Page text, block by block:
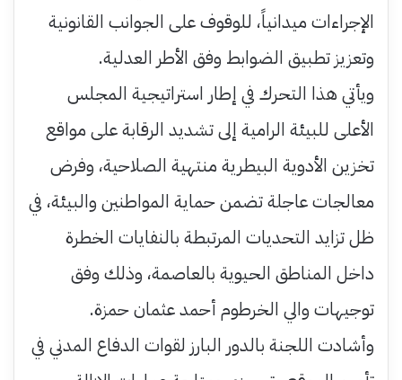
الإجراءات ميدانياً، للوقوف على الجوانب القانونية
وتعزيز تطبيق الضوابط وفق الأطر العدلية.
ويأتي هذا التحرك في إطار استراتيجية المجلس
الأعلى للبيئة الرامية إلى تشديد الرقابة على مواقع
تخزين الأدوية البيطرية منتهية الصلاحية، وفرض
معالجات عاجلة تضمن حماية المواطنين والبيئة، في
ظل تزايد التحديات المرتبطة بالنفايات الخطرة
داخل المناطق الحيوية بالعاصمة، وذلك وفق
توجيهات والي الخرطوم أحمد عثمان حمزة.
وأشادت اللجنة بالدور البارز لقوات الدفاع المدني في